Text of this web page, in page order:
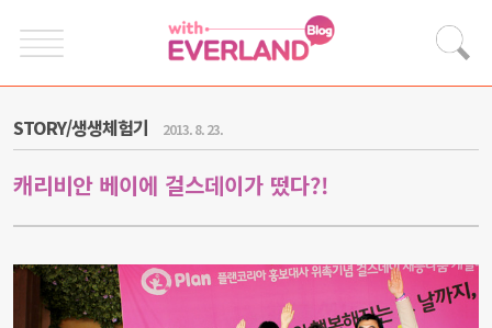
STORY/생생체험기 2013. 8. 23.
캐리비안 베이에 걸스데이가 떴다?!